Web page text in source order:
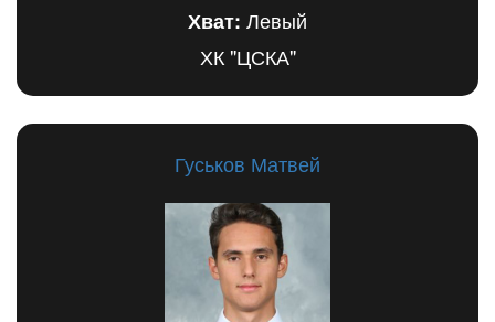
Хват: Левый
ХК "ЦСКА"
Гуськов Матвей